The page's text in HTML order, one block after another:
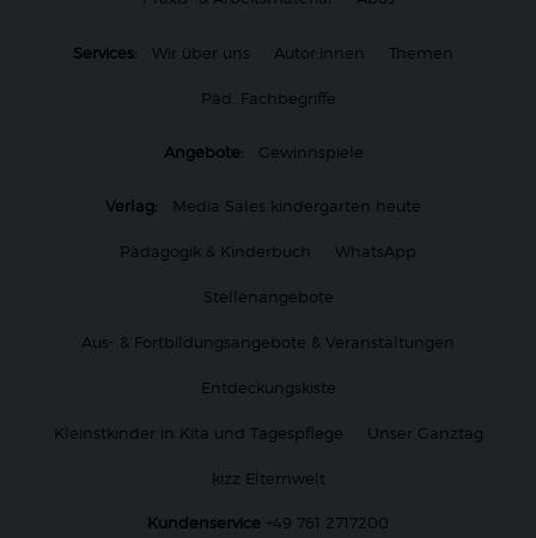
Services: Wir über uns Autor:innen Themen
Päd. Fachbegriffe
Angebote: Gewinnspiele
Verlag: Media Sales kindergarten heute
Pädagogik & Kinderbuch WhatsApp
Stellenangebote
Aus- & Fortbildungsangebote & Veranstaltungen
Entdeckungskiste
Kleinstkinder in Kita und Tagespflege Unser Ganztag
kizz Elternwelt
Kundenservice +49 761 2717200